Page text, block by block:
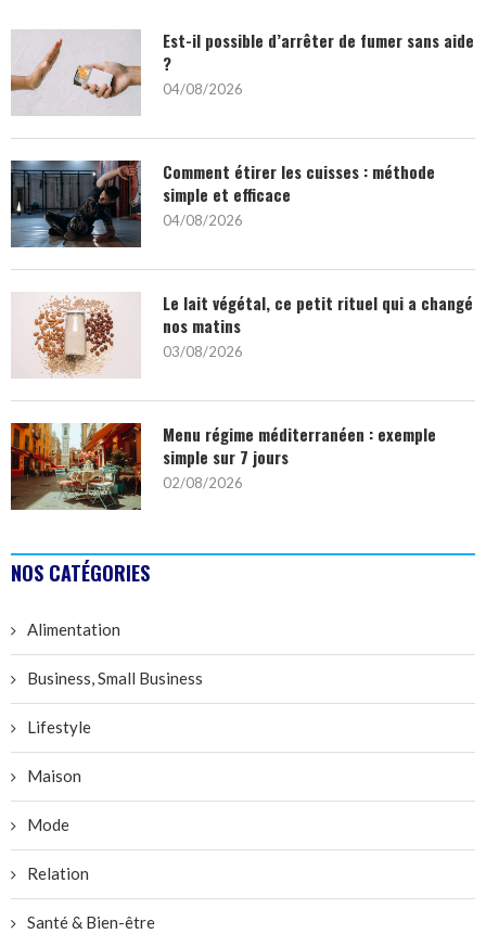
Est-il possible d’arrêter de fumer sans aide
?
04/08/2026
Comment étirer les cuisses : méthode
simple et efficace
04/08/2026
Le lait végétal, ce petit rituel qui a changé
nos matins
03/08/2026
Menu régime méditerranéen : exemple
simple sur 7 jours
02/08/2026
NOS CATÉGORIES
Alimentation
Business, Small Business
Lifestyle
Maison
Mode
Relation
Santé & Bien-être